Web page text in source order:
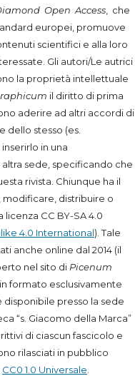
Open Access , che
europei, promuove
scientifici e alla loro
Gli autori/Le autrici
la proprietà intellettuale
il diritto di prima
aderire ad altri accordi di
dello stesso (es.
in una
sede, specificando che
rivista. Chiunque ha il
modificare, distribuire o
CC BY-SA 4.0
4.0 International). Tale
anche online dal 2014 (il
nel sito di Picenum
formato esclusivamente
disponibile presso la sede
“s. Giacomo della Marca”
di ciascun fascicolo e
rilasciati in pubblico
CC0 1.0 Universale